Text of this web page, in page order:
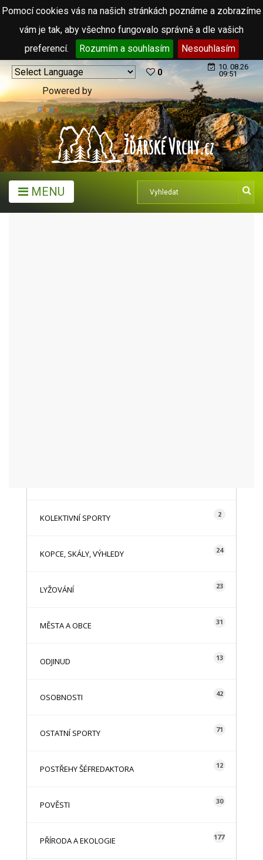
Pomocí cookies vás na našich stránkách poznáme a zobrazíme
vám je tak, aby všechno fungovalo správně a dle vašich
preferencí.
Rozumím a souhlasím Nesouhlasím
Powered by
Translate
0
10. 08.26
09:51
MENU
KOLEKTIVNÍ SPORTY 2
KOPCE, SKÁLY, VÝHLEDY 24
LYŽOVÁNÍ 23
MĚSTA A OBCE 31
ODJINUD 13
OSOBNOSTI 42
OSTATNÍ SPORTY 71
POSTŘEHY ŠÉFREDAKTORA 12
POVĚSTI 30
PŘÍRODA A EKOLOGIE 177